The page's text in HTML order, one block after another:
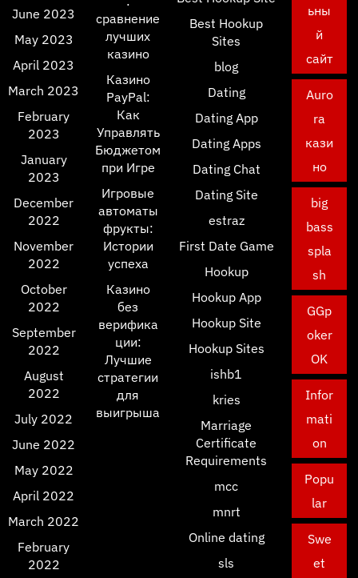
June 2023
May 2023
April 2023
March 2023
February
2023
January
2023
December
2022
November
2022
October
2022
September
2022
August
2022
July 2022
June 2022
May 2022
April 2022
March 2022
February
2022
сравнение
лучших
казино
Казино
PayPal:
Как
Управлять
Бюджетом
при Игре
Игровые
автоматы
фрукты:
Истории
успеха
Казино
без
верифика
ции:
Лучшие
стратегии
для
выигрыша
Best Hookup
Sites
blog
Dating
Dating App
Dating Apps
Dating Chat
Dating Site
estraz
First Date Game
Hookup
Hookup App
Hookup Site
Hookup Sites
ishb1
kries
Marriage
Certificate
Requirements
mcc
mnrt
Online dating
sls
ьны
й
сайт
Auro
ra
кази
но
big
bass
spla
sh
GGp
oker
OK
Infor
mati
on
Popu
lar
Swe
et